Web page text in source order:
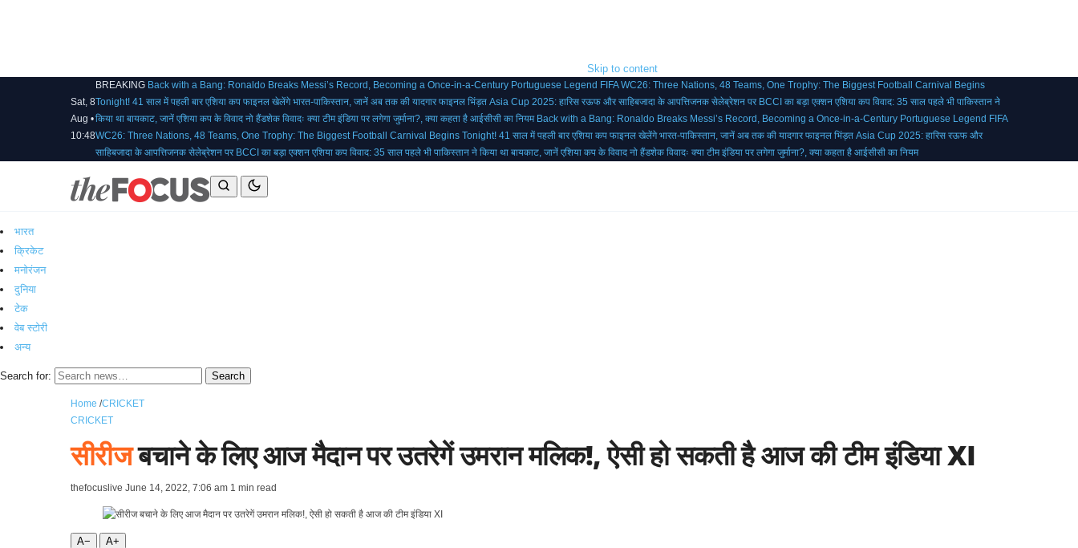
Skip to content
Sat, 8
Aug •
10:48
BREAKING Back with a Bang: Ronaldo Breaks Messi’s Record, Becoming a Once-in-a-Century Portuguese Legend FIFA WC26: Three Nations, 48 Teams, One Trophy: The Biggest Football Carnival Begins
Tonight! 41 साल में पहली बार एशिया कप फाइनल खेलेंगे भारत-पाकिस्तान, जानें अब तक की यादगार फाइनल भिंड़त Asia Cup 2025: हारिस रऊफ और साहिबजादा के आपत्तिजनक सेलेब्रेशन पर BCCI का बड़ा एक्शन एशिया कप विवाद: 35 साल पहले भी पाकिस्तान ने
किया था बायकाट, जानें एशिया कप के विवाद नो हैंडशेक विवादः क्या टीम इंडिया पर लगेगा जुर्माना?, क्या कहता है आईसीसी का नियम Back with a Bang: Ronaldo Breaks Messi’s Record, Becoming a Once-in-a-Century Portuguese Legend FIFA
WC26: Three Nations, 48 Teams, One Trophy: The Biggest Football Carnival Begins Tonight! 41 साल में पहली बार एशिया कप फाइनल खेलेंगे भारत-पाकिस्तान, जानें अब तक की यादगार फाइनल भिंड़त Asia Cup 2025: हारिस रऊफ और
साहिबजादा के आपत्तिजनक सेलेब्रेशन पर BCCI का बड़ा एक्शन एशिया कप विवाद: 35 साल पहले भी पाकिस्तान ने किया था बायकाट, जानें एशिया कप के विवाद नो हैंडशेक विवादः क्या टीम इंडिया पर लगेगा जुर्माना?, क्या कहता है आईसीसी का नियम
भारत
क्रिकेट
मनोरंजन
दुनिया
टेक
वेब स्टोरी
अन्य
Search for: Search
Home /CRICKET
CRICKET
सीरीजबचाने के लिए आज मैदान पर उतरेगें उमरान मलिक!, ऐसी हो सकती है आज की टीम इंडिया XI
thefocuslive June 14, 2022, 7:06 am 1 min read
A− A+